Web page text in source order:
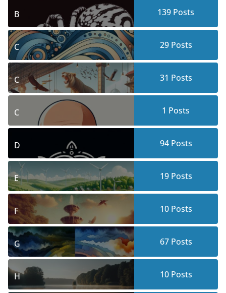
B 139 Posts
C 29Posts
C 31 Posts
C 1 Posts
D 94Posts
E 19Posts
F 10Posts
G 67Posts
H 10Posts